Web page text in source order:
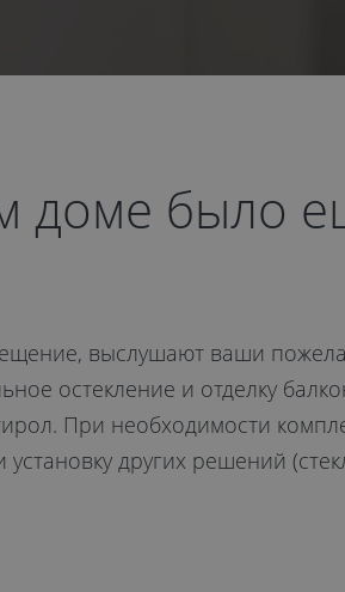
доме было
выслушают ваши
остекление и отделку
При необходимости
других решений